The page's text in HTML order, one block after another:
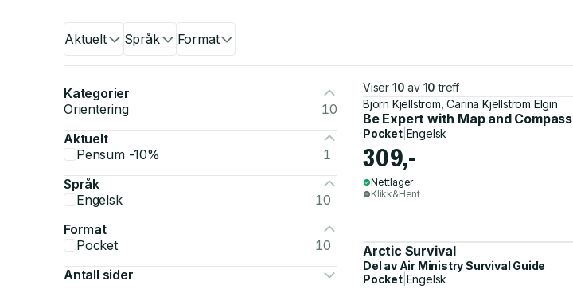
Aktuelt Språk Format
Kategorier
Orientering
10
Aktuelt
Pensum -10%
1
Språk
Engelsk
10
Format
Pocket
10
Antall sider
Viser 10 av 10 treff
Bjorn Kjellstrom, Carina Kjellstrom Elgin
Be Expert with Map and Compass
Pocket| Engelsk
309,-
Nettlager
Klikk&Hent
Arctic Survival
Del av Air Ministry Survival Guide
Pocket| Engelsk